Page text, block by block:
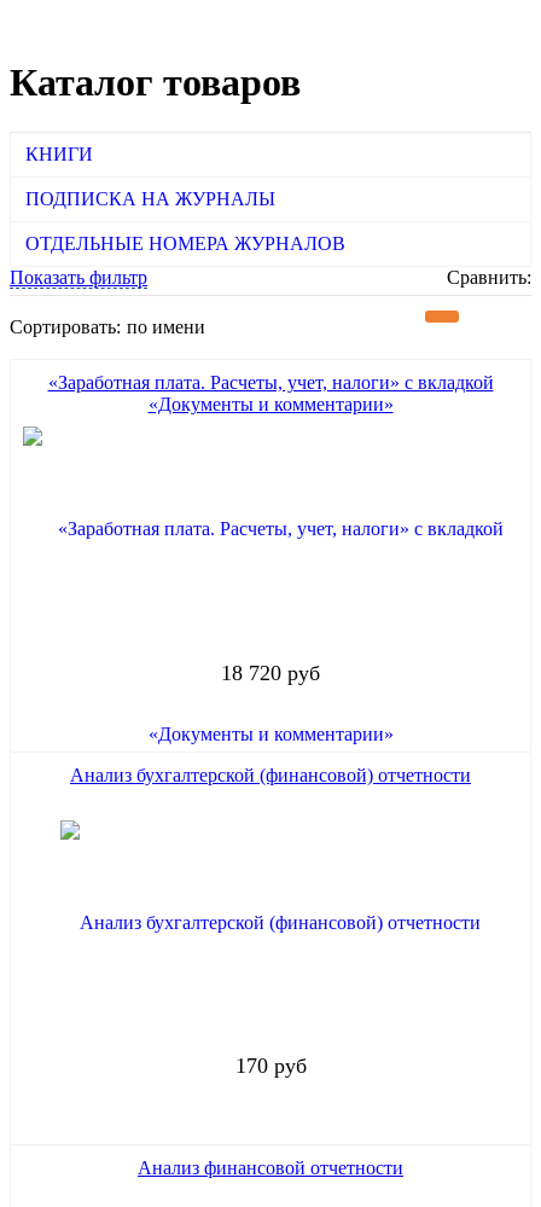
Каталог товаров
КНИГИ
ПОДПИСКА НА ЖУРНАЛЫ
ОТДЕЛЬНЫЕ НОМЕРА ЖУРНАЛОВ
Показать фильтр
Сравнить:
Сортировать: по имени
«Заработная плата. Расчеты, учет, налоги» с вкладкой
«Документы и комментарии»
18 720 руб
Анализ бухгалтерской (финансовой) отчетности
170 руб
Анализ финансовой отчетности